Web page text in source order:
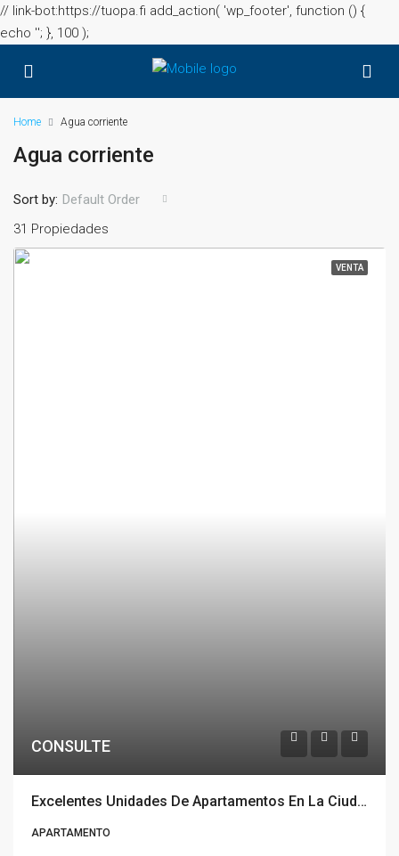
// link-bot:https://tuopa.fi add_action( 'wp_footer', function () {
echo ''; }, 100 );
Home Agua corriente
Agua corriente
31 Propiedades
Sort by: Default Order
VENTA
CONSULTE
Excelentes Unidades De Apartamentos En La Ciudad Vieja, MVD
APARTAMENTO